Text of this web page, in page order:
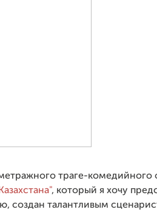
траге-комедийного
, который я хочу
создан талантливым